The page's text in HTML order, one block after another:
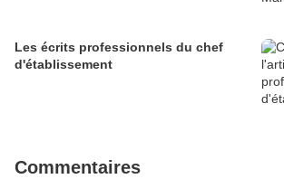
Les écrits professionnels du chef
d'établissement
Commentaires